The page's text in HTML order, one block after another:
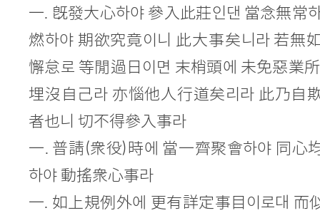
一. 旣發大心하야 參入此莊인댄 當念無常
燃하야 期欲究竟이니 此大事矣니라 若無
懈怠로 等閒過日이면 末梢頭에 未免惡業
埋沒自己라 亦惱他人行道矣리라 此乃自
者也니 切不得參入事라
一. 普請(衆役)時에 當一齊聚會하야 同心
하야 動搖衆心事라
一. 如上規例外에 更有詳定事目이로대